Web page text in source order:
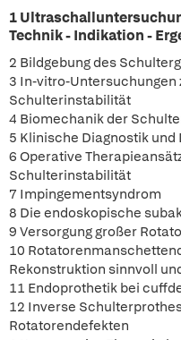
1
Technik - Indikation -
2 Bildgebung des
3 In-vitro-
Schulterinstabilität
4 Biomechanik der
5 Klinische Diagnostik
6 Operative
Schulterinstabilität
7 Impingementsyndrom
8 Die endoskopische
9 Versorgung großer
10
Rekonstruktion sinnvoll
11 Endoprothetik bei
12 Inverse
Rotatorendefekten